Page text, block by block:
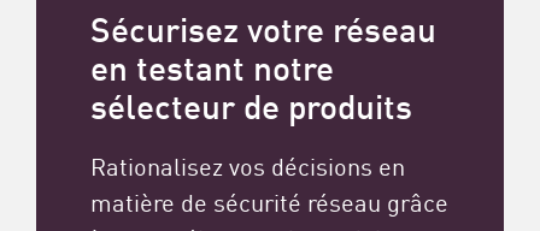
Sécurisez votre réseau
en testant notre
sélecteur de produits
Rationalisez vos décisions en
matière de sécurité réseau grâce